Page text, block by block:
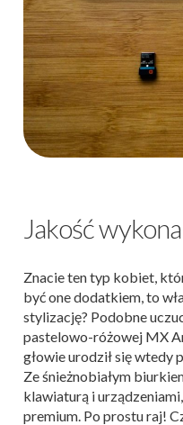
Jakość
Znacie ten typ kobiet,
być one dodatkiem, to
stylizację? Podobne
pastelowo-różowej MX
głowie urodził się wtedy
Ze śnieżnobiałym
klawiaturą i
premium. Po prostu raj!